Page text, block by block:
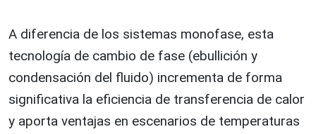
A diferencia de los sistemas monofase, esta
tecnología de cambio de fase (ebullición y
condensación del fluido) incrementa de forma
significativa la eficiencia de transferencia de calor
y aporta ventajas en escenarios de temperaturas